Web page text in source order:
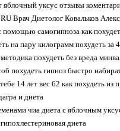
яблочный уксус отзывы
Врач Диетолог Ковальков
помощью самогипноза как
на пару килограмм похудеть за
похудеть без вреда
похудеть гипноз быстро
14 лет вес 62 как похудеть
и диета
чиа диета с яблочным
диета